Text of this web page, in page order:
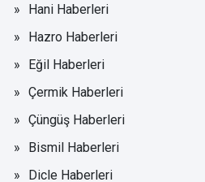
Hani Haberleri
Hazro Haberleri
Eğil Haberleri
Çermik Haberleri
Çüngüş Haberleri
Bismil Haberleri
Dicle Haberleri